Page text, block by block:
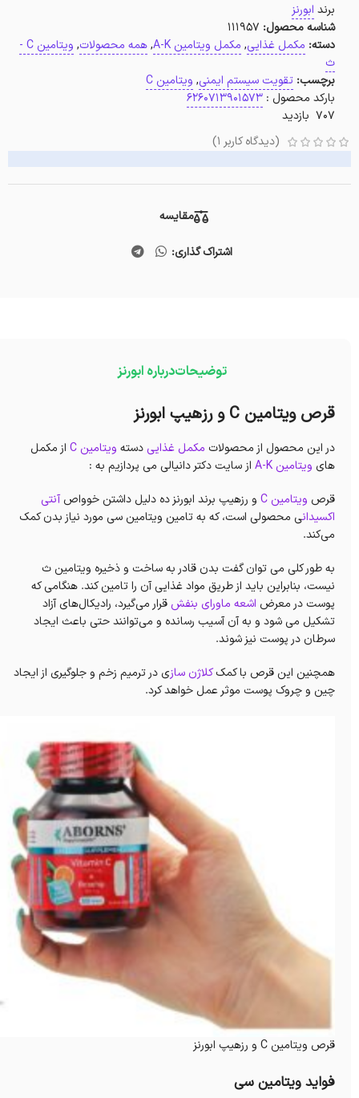
برند ابورنز
شناسه محصول: 111957
دسته: مکمل غذایی, مکمل ویتامین A-K ,همه محصولات,
ویتامین C -
ث
برچسب: تقویت سیستم ایمنی, ویتامین C
بارکد محصول : 6260713901573
707 بازدید
(دیدگاه کاربر 1
)
مقایسه
اشتراک گذاری:
توضیحاتدرباره ابورنز
قرص ویتامین C و رزهیپ ابورنز
در این محصول از محصولات مکمل غذایی دسته ویتامین C
از مکمل
های ویتامین A-K
از سایت دکتر دانیالی می پردازیم به :
قرص ویتامین C و رزهیپ برند ابورنز ده دلیل داشتن خوواصآنتی
اکسیدانی محصولی است، که به تامین ویتامین سی مورد نیاز بدن کمک
می‌کند.
به طور کلی می توان گفت بدن قادر به ساخت و ذخیره ویتامین ث
نیست، بنابراین باید از طریق مواد غذایی آن را تامین کند. هنگامی که
پوست در معرض اشعه ماورای بنفش قرار می‌گیرد، رادیکال‌های آزاد
تشکیل می شود و به آن آسیب رسانده و می‌توانند حتی باعث ایجاد
سرطان در پوست نیز شوند.
همچنین این قرص با کمککلاژن سازی در ترمیم زخم و جلوگیری از ایجاد
چین و چروک پوست موثر عمل خواهد کرد.
قرص ویتامین C و رزهیپ ابورنز
فواید ویتامین سی